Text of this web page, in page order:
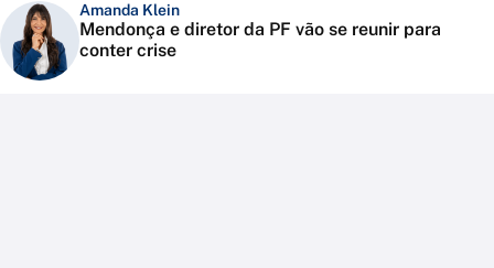
Amanda Klein
Mendonça e diretor da PF vão se reunir para
conter crise